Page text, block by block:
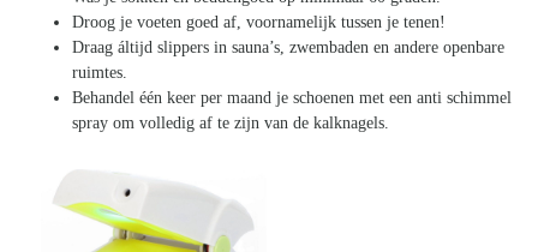
Droog je voeten goed af, voornamelijk tussen je tenen!
Draag áltijd slippers in sauna’s, zwembaden en andere openbare
ruimtes.
Behandel één keer per maand je schoenen met een anti schimmel
spray om volledig af te zijn van de kalknagels.